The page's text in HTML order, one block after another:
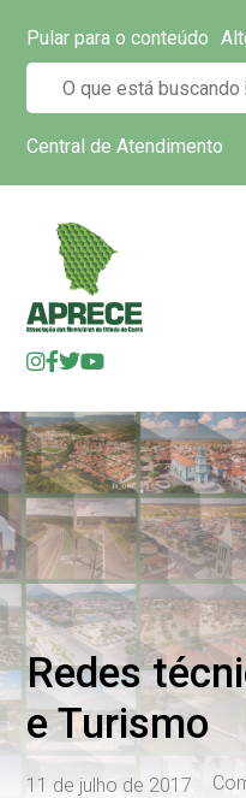
Pular para o conteúdo
Central de Atendimento
Redes
e Turismo
11 de julho de 2017